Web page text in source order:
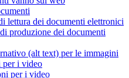
lettura dei documenti elettronici
produzione dei documenti
(alt text) per le immagini
per i video
per i video